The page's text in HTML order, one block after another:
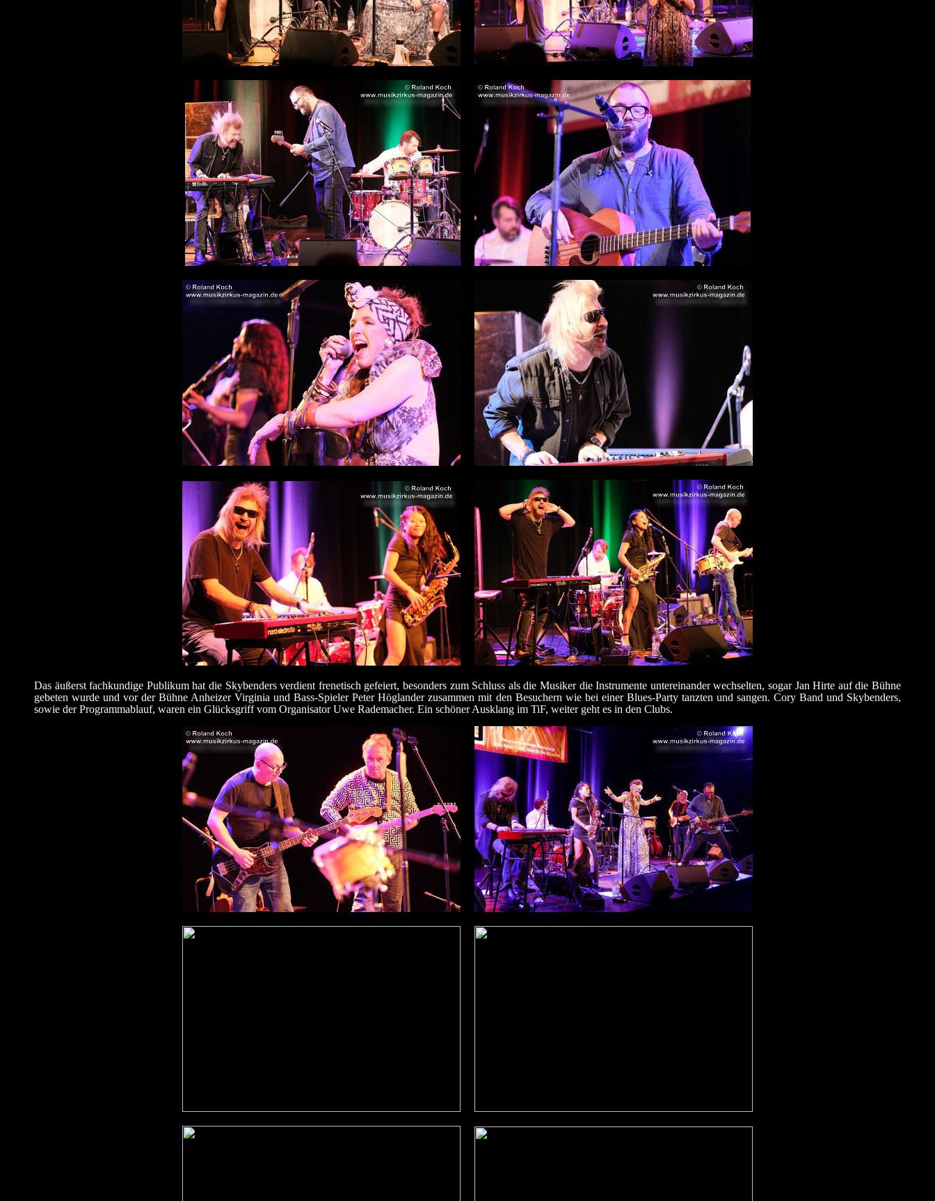
Das äußerst fachkundige Publikum hat die Skybenders verdient frenetisch gefeiert, besonders zum Schluss als die Musiker die Instrumente untereinander wechselten, sogar Jan Hirte auf die Bühne
gebeten wurde und vor der Bühne Anheizer Virginia und Bass-Spieler Peter Höglander zusammen mit den Besuchern wie bei einer Blues-Party tanzten und sangen. Cory Band und Skybenders,
sowie der Programmablauf, waren ein Glücksgriff vom Organisator Uwe Rademacher. Ein schöner Ausklang im TiF, weiter geht es in den Clubs.